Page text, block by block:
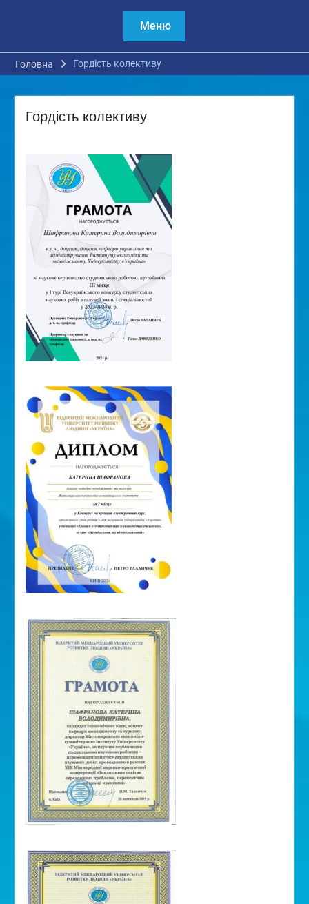
Меню
Головна Гордість колективу
Гордість колективу